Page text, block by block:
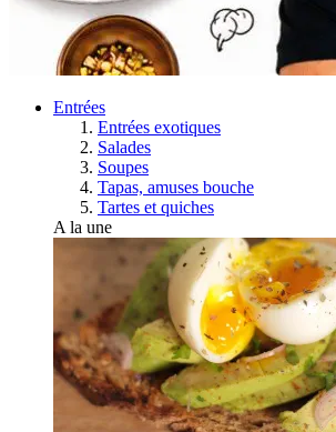
Entrées
Entrées exotiques
Salades
Soupes
Tapas, amuses bouche
Tartes et quiches
A la une